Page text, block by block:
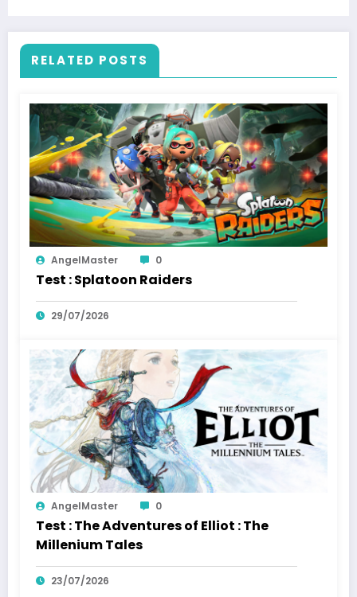
RELATED POSTS
AngelMaster 0
Test : Splatoon Raiders
29/07/2026
AngelMaster 0
Test : The Adventures of Elliot : The
Millenium Tales
23/07/2026